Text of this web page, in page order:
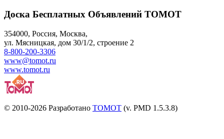
Доска Бесплатных Объявлений ТОМОТ
354000, Россия, Москва,
ул. Мясницкая, дом 30/1/2, строение 2
8-800-200-3306
www@tomot.ru
www.tomot.ru
© 2010-2026 Разработано TOMOT (v. PMD 1.5.3.8)